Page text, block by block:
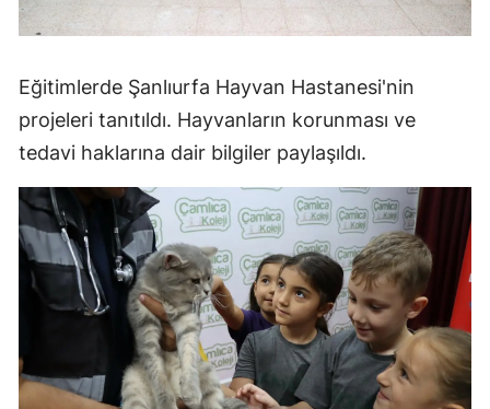
Eğitimlerde Şanlıurfa Hayvan Hastanesi'nin
projeleri tanıtıldı. Hayvanların korunması ve
tedavi haklarına dair bilgiler paylaşıldı.